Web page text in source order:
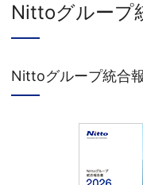
Nittoグループ
Nittoグループ統合